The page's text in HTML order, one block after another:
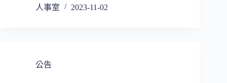
人事室
2023-11-02
公告